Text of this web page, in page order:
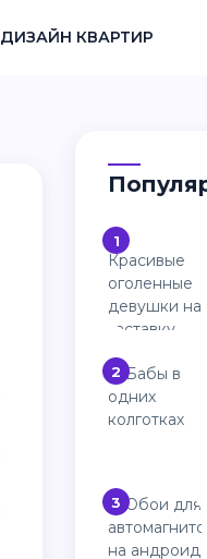
ДИЗАЙН КВАРТИР
1
2
3